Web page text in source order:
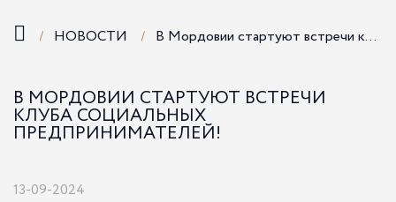
НОВОСТИ В Мордовии стартуют встречи клуба социальных предпринимателей!
В МОРДОВИИ СТАРТУЮТ ВСТРЕЧИ
КЛУБА СОЦИАЛЬНЫХ
ПРЕДПРИНИМАТЕЛЕЙ!
13-09-2024